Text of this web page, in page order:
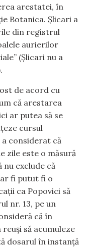
arestatei, în
Botanica. Șlicari a
din registrul
aurierilor
(Șlicari nu a
de acord cu
că arestarea
ar putea să se
cursul
considerat că
zile este o măsură
exclude că
fi putut fi o
ca Popovici să
nr. 13, pe un
că în
să acumuleze
dosarul în instanță